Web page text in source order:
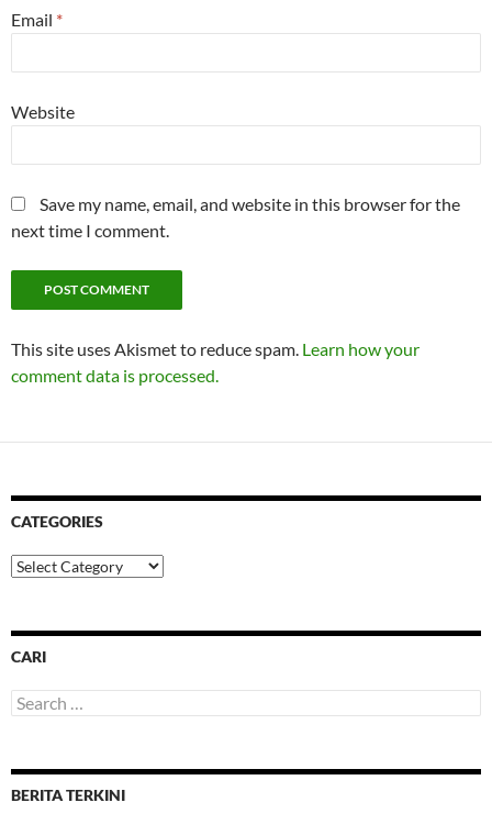
Email *
Website
Save my name, email, and website in this browser for the
next time I comment.
This site uses Akismet to reduce spam. Learn how your
comment data is processed.
CATEGORIES
Categories
CARI
Search
for:
BERITA TERKINI